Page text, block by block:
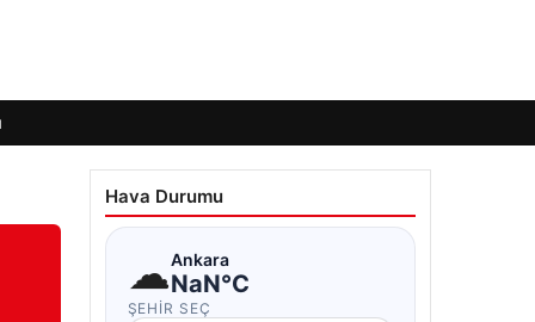
Hava Durumu
☁Ankara
NaN°C
ŞEHIR SEÇ